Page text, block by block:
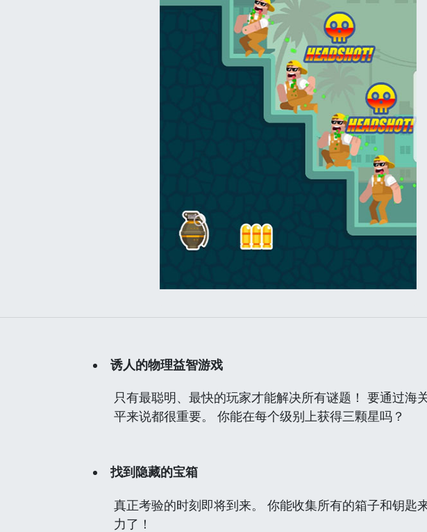
诱人的物理益智游戏
只有最聪明、最快的玩家才能解决所有谜题！ 要通过
平来说都很重要。 你能在每个级别上获得三颗星吗？
找到隐藏的宝箱
真正考验的时刻即将到来。 你能收集所有的箱子和钥匙
力了！